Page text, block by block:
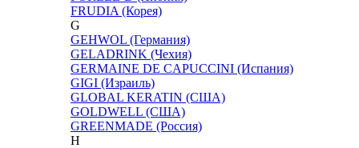
FRUDIA (Корея)
G
GEHWOL (Германия)
GELADRINK (Чехия)
GERMAINE DE CAPUCCINI (Испания)
GIGI (Израиль)
GLOBAL KERATIN (США)
GOLDWELL (США)
GREENMADE (Россия)
H